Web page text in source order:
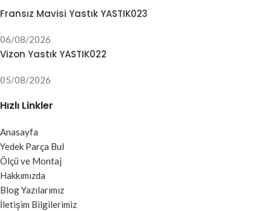
Fransız Mavisi Yastık YASTIK023
06/08/2026
Vizon Yastık YASTIK022
05/08/2026
Hızlı Linkler
Anasayfa
Yedek Parça Bul
Ölçü ve Montaj
Hakkımızda
Blog Yazılarımız
İletişim Bilgilerimiz